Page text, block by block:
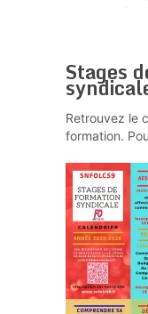
Stages
Retrouvez le
formation.